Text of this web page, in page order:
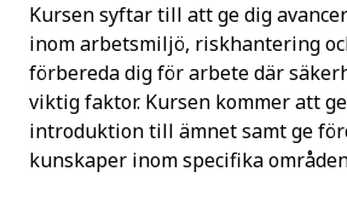
Kursen syftar till att ge dig
inom arbetsmiljö, riskhantering
förbereda dig för arbete där
viktig faktor. Kursen kommer att
introduktion till ämnet samt ge
kunskaper inom specifika